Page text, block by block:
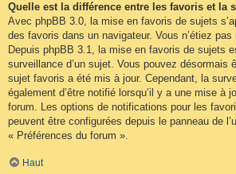
Quelle est la différence entre les favoris et la
Avec phpBB 3.0, la mise en favoris de sujets
des favoris dans un navigateur. Vous n’étiez
Depuis phpBB 3.1, la mise en favoris de sujets
surveillance d’un sujet. Vous pouvez désormais
sujet favoris a été mis à jour. Cependant, la
également d’être notifié lorsqu’il y a une mise à
forum. Les options de notifications pour les
peuvent être configurées depuis le panneau de
« Préférences du forum ».
Haut